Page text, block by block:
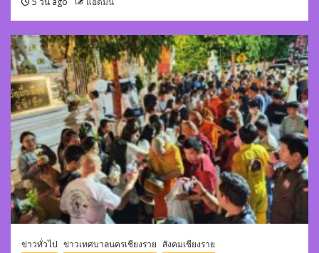
ข่าวทั่วไป ข่าวเทศบาลนครเชียงราย สังคมเชียงราย